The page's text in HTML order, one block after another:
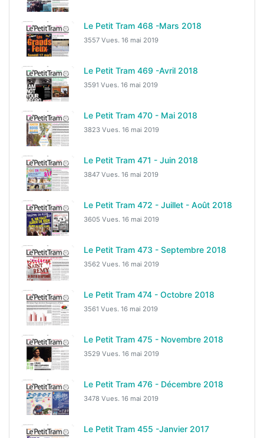
Le Petit Tram 468 -Mars 2018
3557 Vues. 16 mai 2019
Le Petit Tram 469 -Avril 2018
3591 Vues. 16 mai 2019
Le Petit Tram 470 - Mai 2018
3823 Vues. 16 mai 2019
Le Petit Tram 471 - Juin 2018
3847 Vues. 16 mai 2019
Le Petit Tram 472 - Juillet - Août 2018
3605 Vues. 16 mai 2019
Le Petit Tram 473 - Septembre 2018
3562 Vues. 16 mai 2019
Le Petit Tram 474 - Octobre 2018
3561 Vues. 16 mai 2019
Le Petit Tram 475 - Novembre 2018
3529 Vues. 16 mai 2019
Le Petit Tram 476 - Décembre 2018
3478 Vues. 16 mai 2019
Le Petit Tram 455 -Janvier 2017